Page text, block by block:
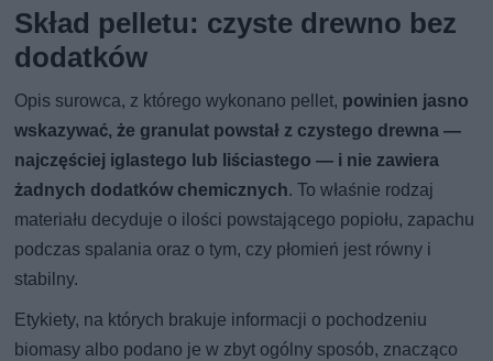
Skład pelletu: czyste drewno bez
dodatków
Opis surowca, z którego wykonano pellet, powinien jasno
wskazywać, że granulat powstał z czystego drewna —
najczęściej iglastego lub liściastego — i nie zawiera
żadnych dodatków chemicznych. To właśnie rodzaj
materiału decyduje o ilości powstającego popiołu, zapachu
podczas spalania oraz o tym, czy płomień jest równy i
stabilny.
Etykiety, na których brakuje informacji o pochodzeniu
biomasy albo podano je w zbyt ogólny sposób, znacząco